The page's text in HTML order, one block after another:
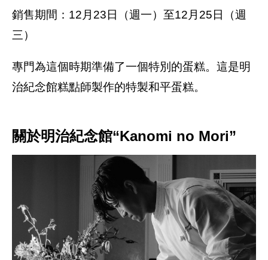
銷售期間：12月23日（週一）至12月25日（週
三）
專門為這個時期準備了一個特別的蛋糕。這是明
治紀念館糕點師製作的特製和平蛋糕。
關於明治紀念館“Kanomi no Mori”